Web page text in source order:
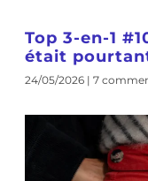
Top 3-en-1
était
24/05/2026 7